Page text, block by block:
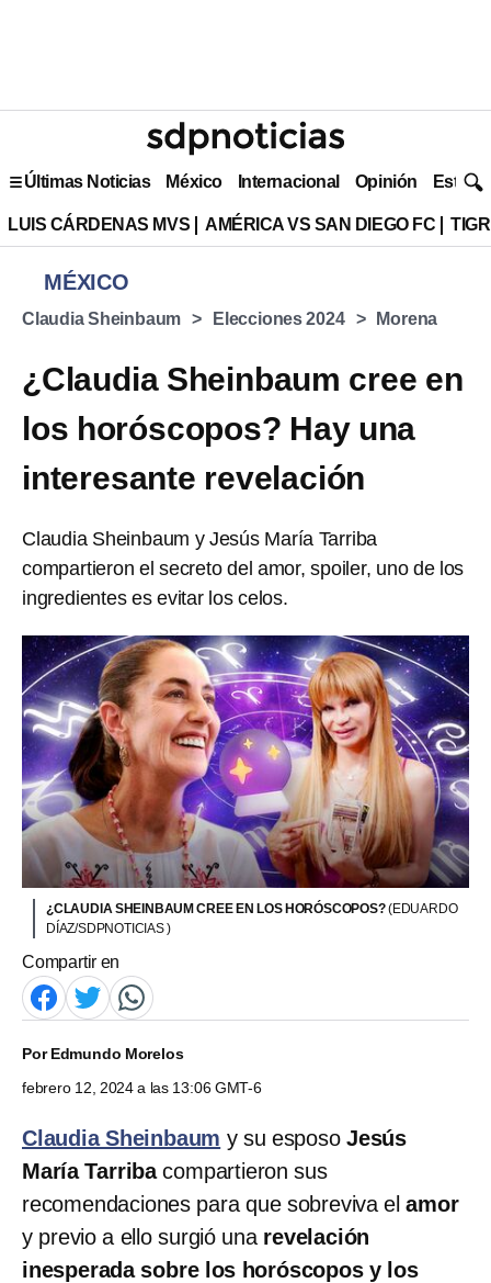
Últimas Noticias México Internacional Opinión Estilo
LUIS CÁRDENAS MVS AMÉRICA VS SAN DIEGO FC
MÉXICO
Claudia Sheinbaum Elecciones 2024 Morena
¿Claudia Sheinbaum cree en
los horóscopos? Hay una
interesante revelación
Claudia Sheinbaum y Jesús María Tarriba
compartieron el secreto del amor, spoiler, uno de los
ingredientes es evitar los celos.
¿CLAUDIA SHEINBAUM CREE EN LOS HORÓSCOPOS?(EDUARDO
DÍAZ/SDPNOTICIAS )
Compartir en
PorEdmundo Morelos
febrero 12, 2024 a las 13:06 GMT-6
Claudia Sheinbaum y su esposoJesús
María Tarribacompartieron sus
recomendaciones para que sobreviva elamor
y previo a ello surgió una revelación
inesperada sobre los horóscopos y los